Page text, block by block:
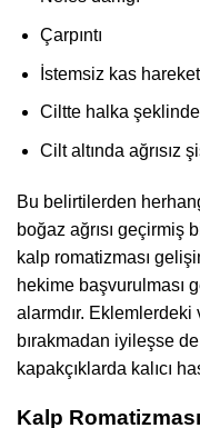
Çarpıntı
İstemsiz kas
Ciltte halka
Cilt altında ağrısız
Bu belirtilerden
boğaz ağrısı geçirmiş
kalp romatizması
hekime başvurulması
alarmdır.
bırakmadan iyileşse
kapakçıklarda kalıcı
Kalp